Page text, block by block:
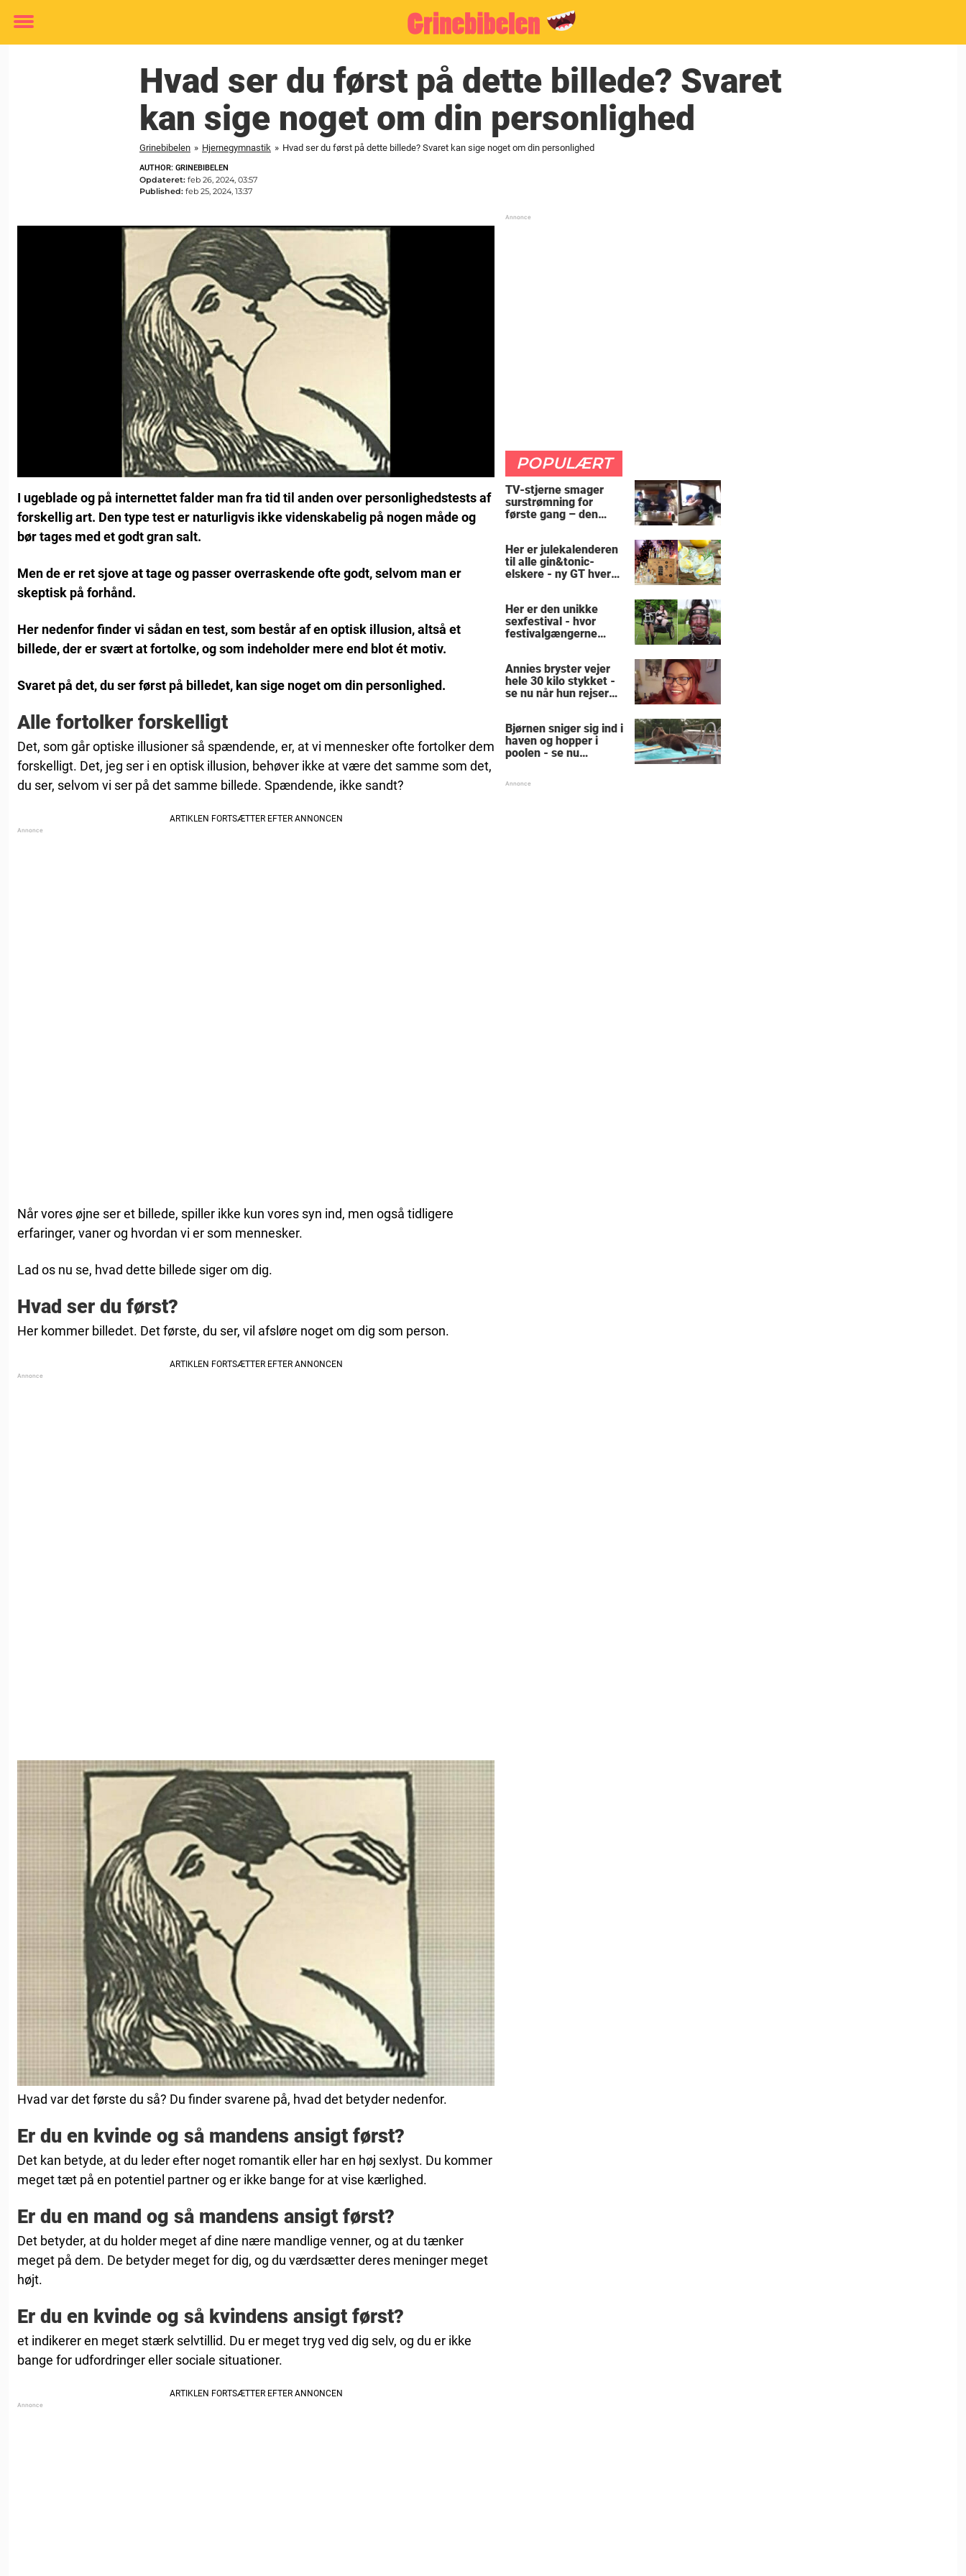
Toggle
Hvad ser du først på dette billede? Svaret
kan sige noget om din personlighed
Grinebibelen » Hjernegymnastik » Hvad ser du først på dette billede? Svaret kan sige noget om din personlighed
AUTHOR: GRINEBIBELEN
Opdateret: feb 26, 2024, 03:57
Published: feb 25, 2024, 13:37
I ugeblade og på internettet falder man fra tid til anden over personlighedstests af
forskellig art. Den type test er naturligvis ikke videnskabelig på nogen måde og
bør tages med et godt gran salt.
Men de er ret sjove at tage og passer overraskende ofte godt, selvom man er
skeptisk på forhånd.
Her nedenfor finder vi sådan en test, som består af en optisk illusion, altså et
billede, der er svært at fortolke, og som indeholder mere end blot ét motiv.
Svaret på det, du ser først på billedet, kan sige noget om din personlighed.
Alle fortolker forskelligt
Det, som går optiske illusioner så spændende, er, at vi mennesker ofte fortolker dem
forskelligt. Det, jeg ser i en optisk illusion, behøver ikke at være det samme som det,
du ser, selvom vi ser på det samme billede. Spændende, ikke sandt?
Når vores øjne ser et billede, spiller ikke kun vores syn ind, men også tidligere
erfaringer, vaner og hvordan vi er som mennesker.
Lad os nu se, hvad dette billede siger om dig.
Hvad ser du først?
Her kommer billedet. Det første, du ser, vil afsløre noget om dig som person.
Hvad var det første du så? Du finder svarene på, hvad det betyder nedenfor.
Er du en kvinde og så mandens ansigt først?
Det kan betyde, at du leder efter noget romantik eller har en høj sexlyst. Du kommer
meget tæt på en potentiel partner og er ikke bange for at vise kærlighed.
Er du en mand og så mandens ansigt først?
Det betyder, at du holder meget af dine nære mandlige venner, og at du tænker
meget på dem. De betyder meget for dig, og du værdsætter deres meninger meget
højt.
Er du en kvinde og så kvindens ansigt først?
et indikerer en meget stærk selvtillid. Du er meget tryg ved dig selv, og du er ikke
bange for udfordringer eller sociale situationer.
POPULÆRT
TV-stjerne smager
surstrømning for
første gang – den
skrige af grin
Her er julekalenderen
til alle gin&tonic-
elskere - ny GT hver
Her er den unikke
sexfestival - hvor
festivalgængerne
Annies bryster vejer
hele 30 kilo stykket -
se nu når hun rejser
Bjørnen sniger sig ind i
haven og hopper i
poolen - se nu